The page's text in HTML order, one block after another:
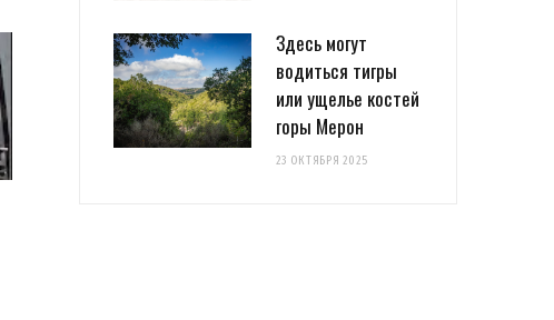
Здесь могут
водиться тигры
или ущелье костей
горы Мерон
23 ОКТЯБРЯ 2025